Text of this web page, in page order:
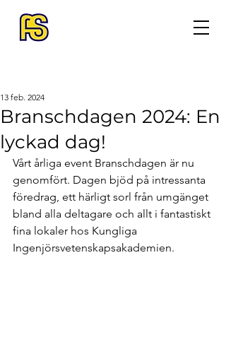
Branschdagen 2024: En
lyckad dag!
13 feb. 2024
Vårt årliga event Branschdagen är nu
genomfört. Dagen bjöd på intressanta
föredrag, ett härligt sorl från umgänget
bland alla deltagare och allt i fantastiskt
fina lokaler hos Kungliga
Ingenjörsvetenskapsakademien.